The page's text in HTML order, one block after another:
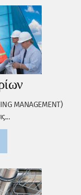
MANAGEMENT)